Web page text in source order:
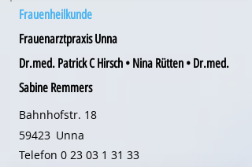
Frauenheilkunde
Frauenarztpraxis Unna
Dr.med. Patrick C Hirsch • Nina Rütten • Dr.med.
Sabine Remmers
Bahnhofstr. 18
59423 Unna
Telefon 0 23 03 1 31 33